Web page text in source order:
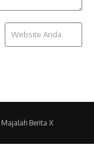
Majalah Berita X